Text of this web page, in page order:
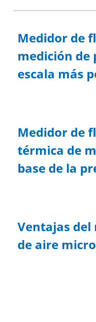
Medidor de
medición de
escala más
Medidor de
térmica de
base de la
Ventajas
de aire micro